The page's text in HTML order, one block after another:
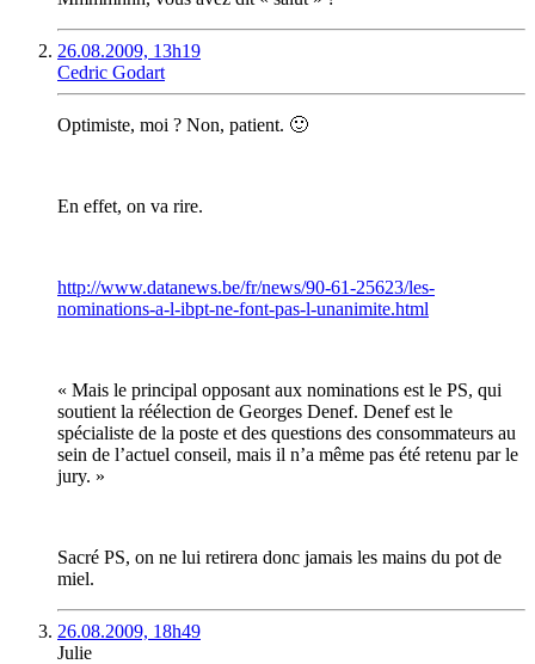
26.08.2009, 13h19
Cedric Godart
Optimiste, moi ? Non, patient. 🙂
En effet, on va rire.
http://www.datanews.be/fr/news/90-61-25623/les-
nominations-a-l-ibpt-ne-font-pas-l-unanimite.html
« Mais le principal opposant aux nominations est le PS, qui
soutient la réélection de Georges Denef. Denef est le
spécialiste de la poste et des questions des consommateurs au
sein de l’actuel conseil, mais il n’a même pas été retenu par le
jury. »
Sacré PS, on ne lui retirera donc jamais les mains du pot de
miel.
26.08.2009, 18h49
Julie